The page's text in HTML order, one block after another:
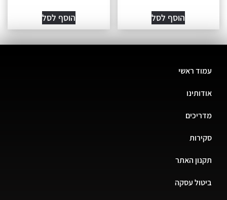
הוסף לסל הוסף לסל
עמוד ראשי
אודותינו
מדריכים
סקירות
תקנון האתר
ביטול עסקה